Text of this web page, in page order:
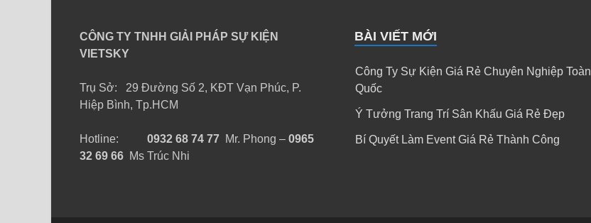
CÔNG TY TNHH GIẢI PHÁP SỰ KIỆN
VIETSKY
Trụ Sở: 29 Đường Số 2, KĐT Vạn Phúc, P.
Hiệp Bình, Tp.HCM
Hotline: 0932 68 74 77 Mr. Phong – 0965
32 69 66 Ms Trúc Nhi
BÀI VIẾT MỚI
Công Ty Sự Kiện Giá Rẻ Chuyên Nghiệp Toàn
Quốc
Ý Tưởng Trang Trí Sân Khấu Giá Rẻ Đẹp
Bí Quyết Làm Event Giá Rẻ Thành Công